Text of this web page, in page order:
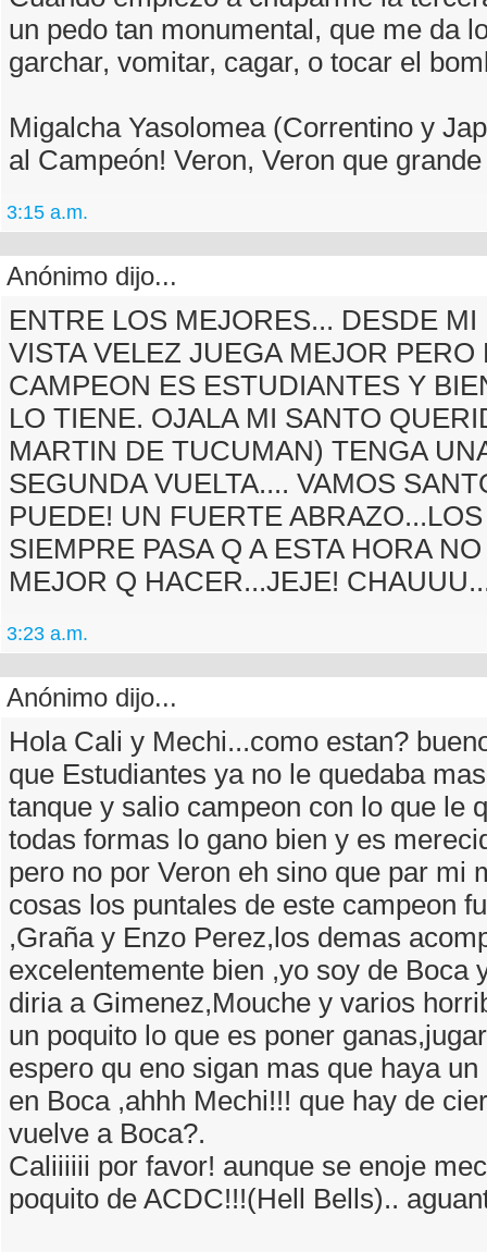
un pedo tan monumental, que me da
garchar, vomitar, cagar, o tocar el
Migalcha Yasolomea (Correntino y
al Campeón! Veron, Veron que
3:15 a.m.
Anónimo dijo...
ENTRE LOS MEJORES... DESDE
VISTA VELEZ JUEGA MEJOR PERO
CAMPEON ES ESTUDIANTES Y
LO TIENE. OJALA MI SANTO
MARTIN DE TUCUMAN) TENGA
SEGUNDA VUELTA.... VAMOS
PUEDE! UN FUERTE
SIEMPRE PASA Q A ESTA HORA
MEJOR Q HACER...JEJE!
3:23 a.m.
Anónimo dijo...
Hola Cali y Mechi...como estan?
que Estudiantes ya no le quedaba
tanque y salio campeon con lo que le
todas formas lo gano bien y es
pero no por Veron eh sino que par mi
cosas los puntales de este campeon
,Graña y Enzo Perez,los demas
excelentemente bien ,yo soy de Boca
diria a Gimenez,Mouche y varios
un poquito lo que es poner
espero qu eno sigan mas que haya
en Boca ,ahhh Mechi!!! que hay de
vuelve a Boca?.
Caliiiiii por favor! aunque se enoje
poquito de ACDC!!!(Hell Bells)..